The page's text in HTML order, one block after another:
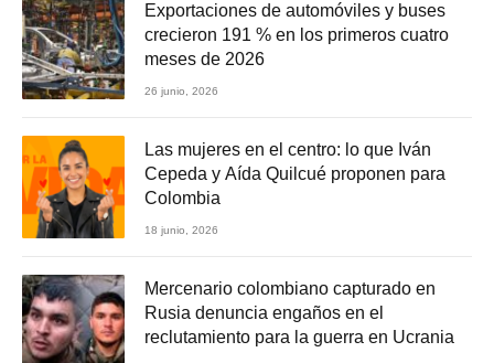
Exportaciones de automóviles y buses
crecieron 191 % en los primeros cuatro
meses de 2026
26 junio, 2026
Las mujeres en el centro: lo que Iván
Cepeda y Aída Quilcué proponen para
Colombia
18 junio, 2026
Mercenario colombiano capturado en
Rusia denuncia engaños en el
reclutamiento para la guerra en Ucrania